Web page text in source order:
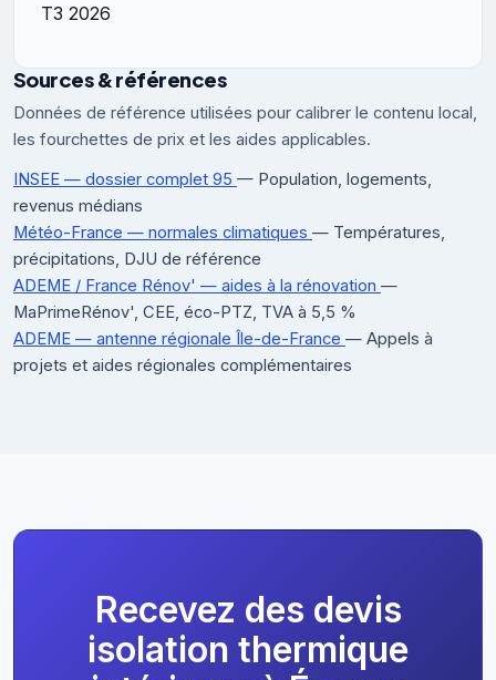
T3 2026
Sources & références
Données de référence utilisées pour calibrer le contenu local,
les fourchettes de prix et les aides applicables.
INSEE — dossier complet 95 — Population, logements,
revenus médians
Météo-France — normales climatiques — Températures,
précipitations, DJU de référence
ADEME / France Rénov' — aides à la rénovation —
MaPrimeRénov', CEE, éco-PTZ, TVA à 5,5 %
ADEME — antenne régionale Île-de-France — Appels à
projets et aides régionales complémentaires
Recevez des devis
isolation thermique